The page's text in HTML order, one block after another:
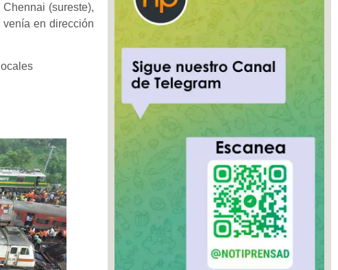
(sureste),
en dirección